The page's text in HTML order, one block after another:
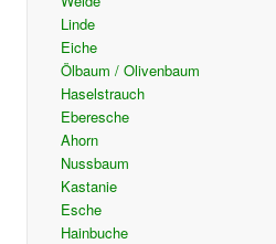
Linde
Eiche
Ölbaum / Olivenbaum
Haselstrauch
Eberesche
Ahorn
Nussbaum
Kastanie
Esche
Hainbuche